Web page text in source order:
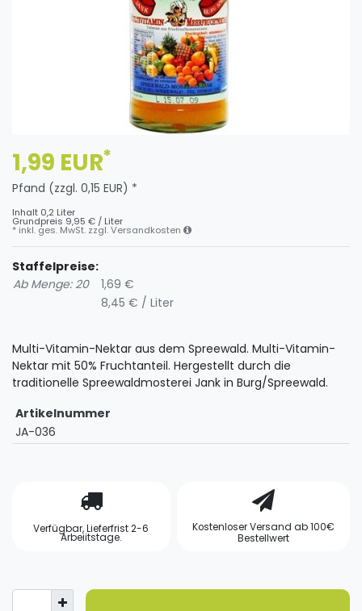
1,99 EUR*
Pfand (zzgl. 0,15 EUR) *
Inhalt 0,2 Liter
Grundpreis 9,95 € / Liter
* inkl. ges. MwSt. zzgl.Versandkosten
Staffelpreise:
Ab Menge: 20
1,69 €
8,45 € / Liter
Multi-Vitamin-Nektar aus dem Spreewald. Multi-Vitamin-
Nektar mit 50% Fruchtanteil. Hergestellt durch die
traditionelle Spreewaldmosterei Jank in Burg/Spreewald.
Artikelnummer
JA-036
Verfügbar, Lieferfrist 2-6
Arbeiitstage.
Kostenloser Versand ab 100€
Bestellwert